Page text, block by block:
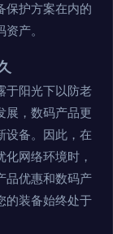
保护方案在内的
产。
于阳光下以防老
展，数码产品更
设备。因此，在
网络环境时，
品优惠和数码产
的装备始终处于